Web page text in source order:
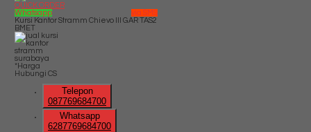
QUICK ORDER
Whatsapp
via SMS
Kursi Kantor Stramm Chievo III GAR TAS2
BMET
*Harga
Hubungi CS
Telepon
087769684700
Whatsapp
6287769684700